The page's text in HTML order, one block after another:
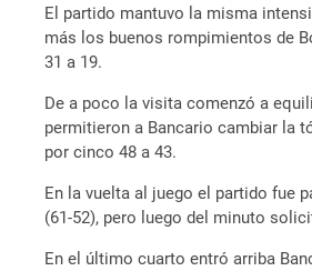
El partido mantuvo la misma
más los buenos rompimientos de
31 a 19.
De a poco la visita comenzó a
permitieron a Bancario cambiar la
por cinco 48 a 43.
En la vuelta al juego el partido fue
(61-52), pero luego del minuto
En el último cuarto entró arriba